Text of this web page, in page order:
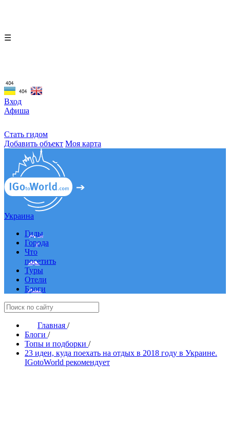
☰
Вход
Афиша
Стать гидом
Добавить объект Моя карта
Украина
Гиды
Города
Что
посетить
Туры
Отели
Блоги
Главная /
Блоги /
Топы и подборки /
23 идеи, куда поехать на отдых в 2018 году в Украине.
IGotoWorld рекомендует